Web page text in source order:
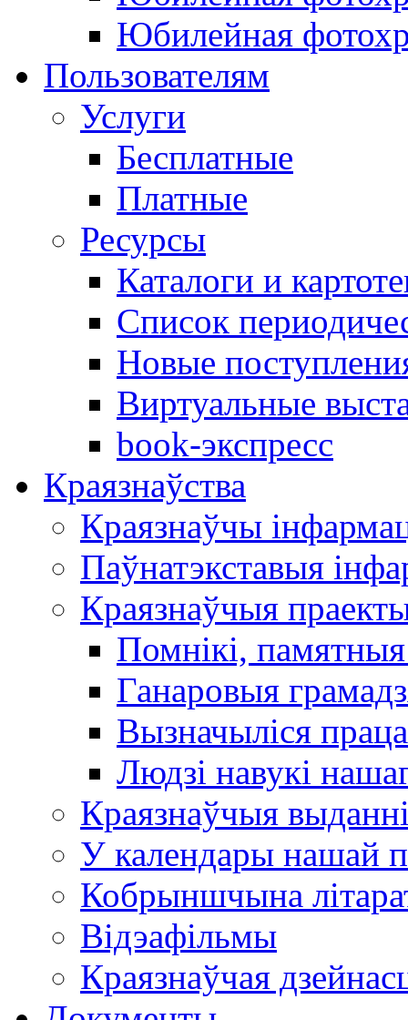
Юбилейная
Пользователям
Услуги
Бесплатные
Платные
Ресурсы
Каталоги и
Список
Новые
Виртуальные
book-экспресс
Краязнаўства
Краязнаўчы
Паўнатэкставыя
Краязнаўчыя
Помнікі,
Ганаровыя
Вызначыліся
Людзі навукі
Краязнаўчыя
У календары нашай
Кобрыншчына
Відэафільмы
Краязнаўчая